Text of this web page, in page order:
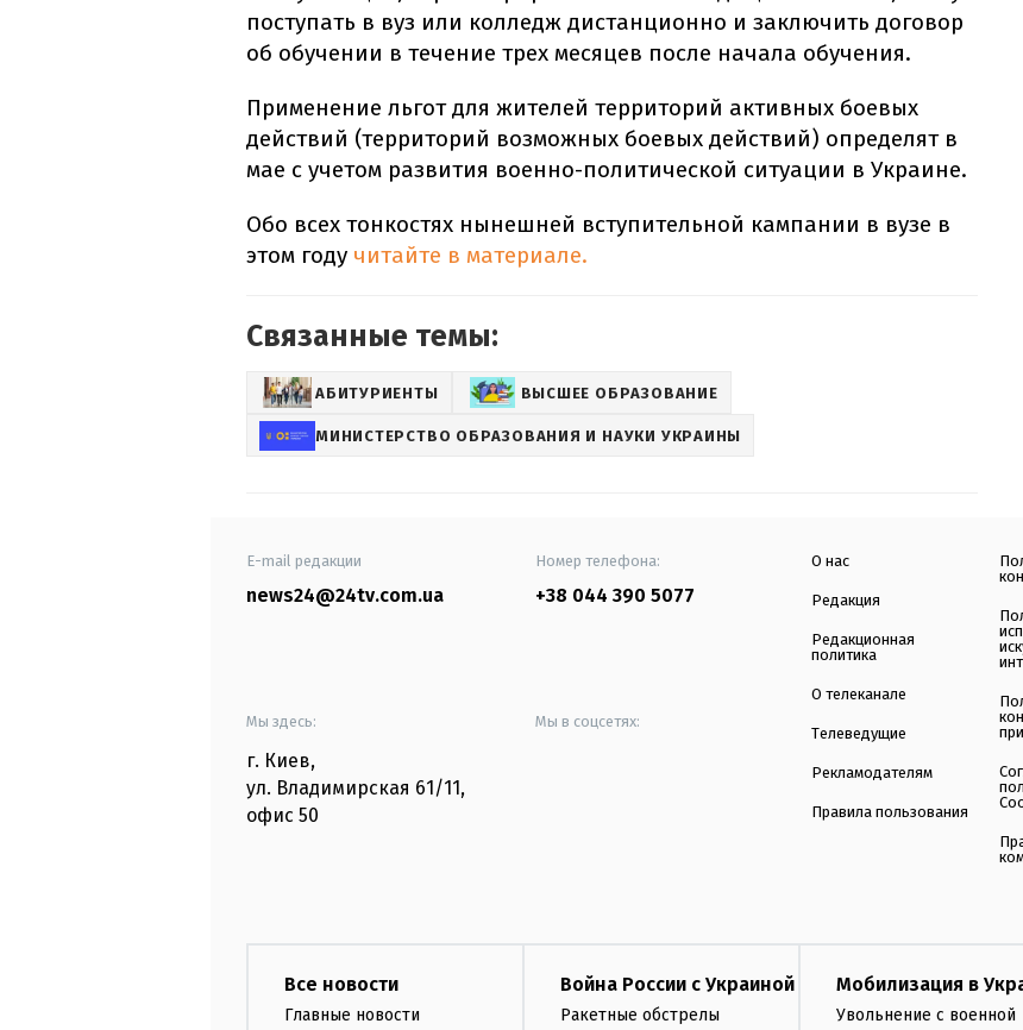
поступать в вуз или колледж дистанционно и заключить договор
об обучении в течение трех месяцев после начала обучения.
Применение льгот для жителей территорий активных боевых
действий (территорий возможных боевых действий) определят в
мае с учетом развития военно-политической ситуации в Украине.
Обо всех тонкостях нынешней вступительной кампании в вузе в
этом году читайте в материале.
Связанные темы:
АБИТУРИЕНТЫ ВЫСШЕЕ ОБРАЗОВАНИЕ
МИНИСТЕРСТВО ОБРАЗОВАНИЯ И НАУКИ УКРАИНЫ
E-mail редакции
news24@24tv.com.ua
Номер телефона:
+38 044 390 5077
Мы здесь:
г. Киев,
ул. Владимирская 61/11,
офис 50
Мы в соцсетях:
О нас
Редакция
Редакционная
политика
О телеканале
Телеведущие
Рекламодателям
Правила пользования
Все новости
Главные новости
Война России с Украиной
Ракетные обстрелы
Мобилизация в
Увольнение с военной